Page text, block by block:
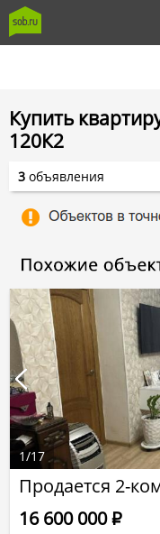
Купить
120К2
Продается 2-
16 600 000Р
1/17
3 объявления